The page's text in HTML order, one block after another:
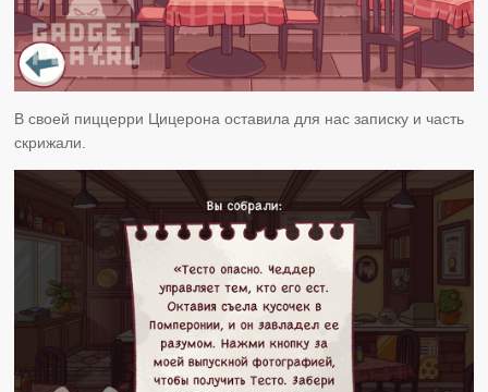
В своей пиццерри Цицерона оставила для нас записку и часть
скрижали.